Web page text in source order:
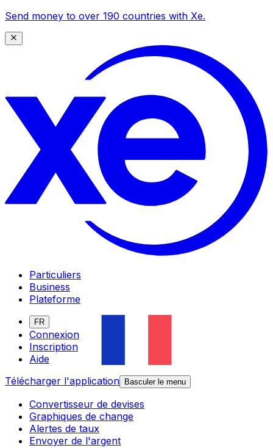
Send money to over 190 countries with Xe.
Particuliers
Business
Plateforme
FR
Connexion
Inscription
Aide
Télécharger l'application
Basculer le menu
Convertisseur de devises
Graphiques de change
Alertes de taux
Envoyer de l'argent